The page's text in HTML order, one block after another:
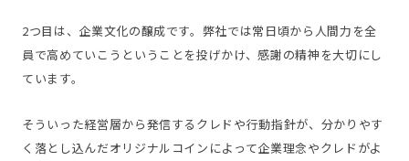
2つ目は、企業文化の醸成です。弊社では常日頃から人間力を全
員で高めていこうということを投げかけ、感謝の精神を大切にし
ています。
そういった経営層から発信するクレドや行動指針が、分かりやす
く落とし込んだオリジナルコインによって企業理念やクレドがよ